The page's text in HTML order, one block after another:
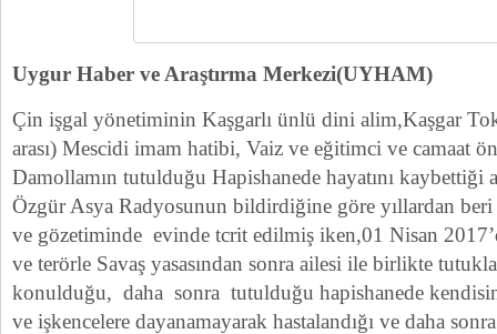
Uygur Haber ve Araştırma Merkezi(UYHAM)
Çin işgal yönetiminin Kaşgarlı ünlü dini alim,Kaşgar
arası) Mescidi imam hatibi, Vaiz ve eğitimci ve camaat
Damollamın tutulduğu Hapishanede hayatını kaybettiği
Özgür Asya Radyosunun bildirdiğine göre yıllardan
ve gözetiminde evinde tcrit edilmiş iken,01 Nisan
ve terörle Savaş yasasından sonra ailesi ile birlikte
konulduğu, daha sonra tutulduğu hapishanede
ve işkencelere dayanamayarak hastalandığı ve daha